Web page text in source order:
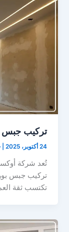
تركيب جبس
24 أكتوبر، 2025 |
تُعد شركة
تركيب جبس
تكتسب ثقة